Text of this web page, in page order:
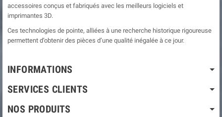
accessoires conçus et fabriqués avec les meilleurs logiciels et
imprimantes 3D.
Ces technologies de pointe, alliées à une recherche historique rigoureuse
permettent d’obtenir des pièces d’une qualité inégalée à ce jour.
INFORMATIONS
SERVICES CLIENTS
NOS PRODUITS